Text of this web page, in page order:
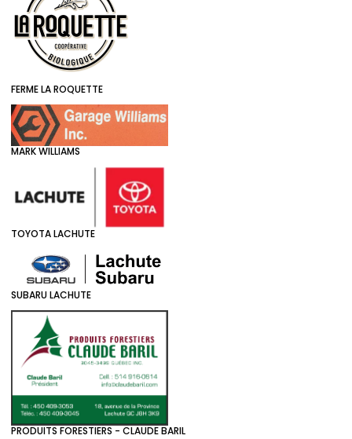
FERME LA ROQUETTE
MARK WILLIAMS
TOYOTA LACHUTE
SUBARU LACHUTE
PRODUITS FORESTIERS - CLAUDE BARIL